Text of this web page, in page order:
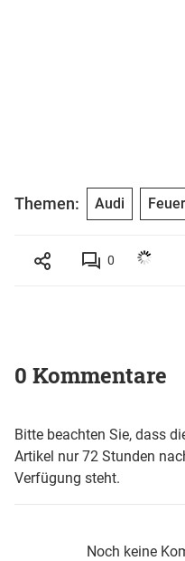
Themen: Audi
0
0 Kommentare
Bitte beachten Sie, dass
Artikel nur 72 Stunden
Verfügung steht.
Noch keine